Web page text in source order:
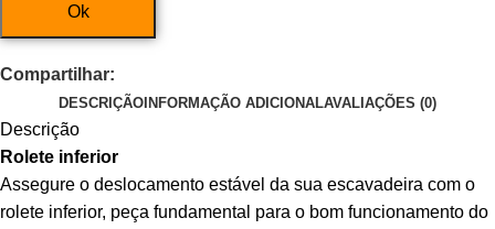
Ok
Compartilhar:
DESCRIÇÃO INFORMAÇÃO ADICIONALAVALIAÇÕES (0)
Descrição
Rolete inferior
Assegure o deslocamento estável da sua escavadeira com o
rolete inferior, peça fundamental para o bom funcionamento do